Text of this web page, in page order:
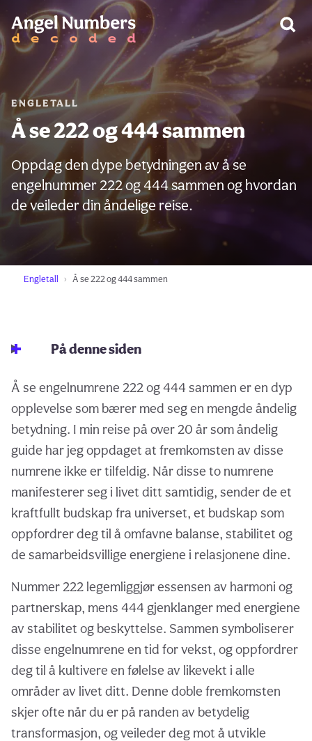
ENGLETALL
Å se 222 og 444 sammen
Oppdag den dype betydningen av å se
engelnummer 222 og 444 sammen og hvordan
de veileder din åndelige reise.
Engletall Å se 222 og 444 sammen
På denne siden
Å se engelnumrene 222 og 444 sammen er en dyp
opplevelse som bærer med seg en mengde åndelig
betydning. I min reise på over 20 år som åndelig
guide har jeg oppdaget at fremkomsten av disse
numrene ikke er tilfeldig. Når disse to numrene
manifesterer seg i livet ditt samtidig, sender de et
kraftfullt budskap fra universet, et budskap som
oppfordrer deg til å omfavne balanse, stabilitet og
de samarbeidsvillige energiene i relasjonene dine.
Nummer 222 legemliggjør essensen av harmoni og
partnerskap, mens 444 gjenklanger med energiene
av stabilitet og beskyttelse. Sammen symboliserer
disse engelnumrene en tid for vekst, og oppfordrer
deg til å kultivere en følelse av likevekt i alle
områder av livet ditt. Denne doble fremkomsten
skjer ofte når du er på randen av betydelig
transformasjon, og veileder deg mot å utvikle
ADVARSEL: